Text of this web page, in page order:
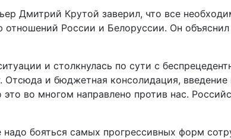
Дмитрий Крутой заверил, что все
России и Белоруссии. Он объяснил
и столкнулась по сути с
и бюджетная консолидация, введение
во многом направлено против нас.
бояться самых прогрессивных форм